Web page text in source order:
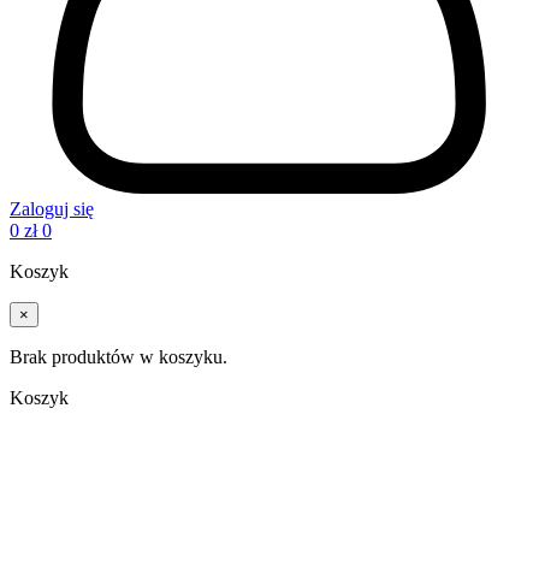
Zaloguj się
0 zł 0
Koszyk
×
Brak produktów w koszyku.
Koszyk